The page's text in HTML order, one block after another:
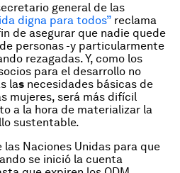
general de las
digna para todos” reclama
de asegurar que nadie quede
personas -y particularmente
rezagadas. Y, como los
para el desarrollo no
las necesidades básicas de
mujeres, será más difícil
a la hora de materializar la
sustentable.
Naciones Unidas para que
se inició la cuenta